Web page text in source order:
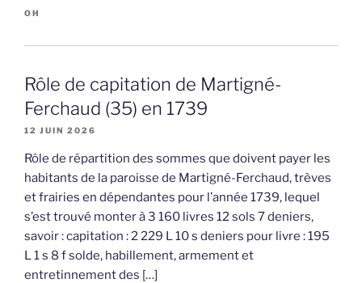
OH
Rôle de capitation de Martigné-
Ferchaud (35) en 1739
12 JUIN 2026
Rôle de répartition des sommes que doivent payer les
habitants de la paroisse de Martigné-Ferchaud, trèves
et frairies en dépendantes pour l’année 1739, lequel
s’est trouvé monter à 3 160 livres 12 sols 7 deniers,
savoir : capitation : 2 229 L 10 s deniers pour livre : 195
L 1 s 8 f solde, habillement, armement et
entretinnement des […]